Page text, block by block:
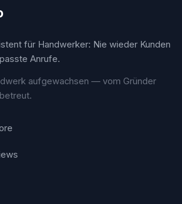
für Handwerker: Nie wieder Kunden
Anrufe.
aufgewachsen — vom Gründer